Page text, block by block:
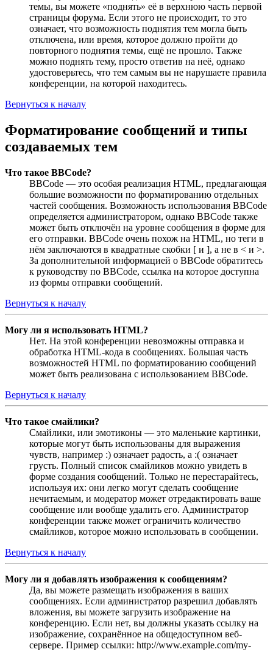
темы, вы можете «поднять» её в верхнюю часть первой
страницы форума. Если этого не происходит, то это
означает, что возможность поднятия тем могла быть
отключена, или время, которое должно пройти до
повторного поднятия темы, ещё не прошло. Также
можно поднять тему, просто ответив на неё, однако
удостоверьтесь, что тем самым вы не нарушаете правила
конференции, на которой находитесь.
Вернуться к началу
Форматирование сообщений и типы
создаваемых тем
Что такое BBCode?
BBCode — это особая реализация HTML, предлагающая
большие возможности по форматированию отдельных
частей сообщения. Возможность использования BBCode
определяется администратором, однако BBCode также
может быть отключён на уровне сообщения в форме для
его отправки. BBCode очень похож на HTML, но теги в
нём заключаются в квадратные скобки [ и ], а не в < и >.
За дополнительной информацией о BBCode обратитесь
к руководству по BBCode, ссылка на которое доступна
из формы отправки сообщений.
Вернуться к началу
Могу ли я использовать HTML?
Нет. На этой конференции невозможны отправка и
обработка HTML-кода в сообщениях. Большая часть
возможностей HTML по форматированию сообщений
может быть реализована с использованием BBCode.
Вернуться к началу
Что такое смайлики?
Смайлики, или эмотиконы — это маленькие картинки,
которые могут быть использованы для выражения
чувств, например :) означает радость, а :( означает
грусть. Полный список смайликов можно увидеть в
форме создания сообщений. Только не перестарайтесь,
используя их: они легко могут сделать сообщение
нечитаемым, и модератор может отредактировать ваше
сообщение или вообще удалить его. Администратор
конференции также может ограничить количество
смайликов, которое можно использовать в сообщении.
Вернуться к началу
Могу ли я добавлять изображения к сообщениям?
Да, вы можете размещать изображения в ваших
сообщениях. Если администратор разрешил добавлять
вложения, вы можете загрузить изображение на
конференцию. Если нет, вы должны указать ссылку на
изображение, сохранённое на общедоступном веб-
сервере. Пример ссылки: http://www.example.com/my-